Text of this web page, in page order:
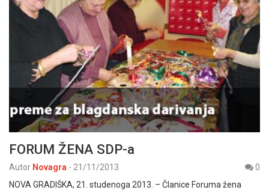
FORUM ŽENA SDP-a
Autor Novagra - 21/11/2013
0
NOVA GRADIŠKA, 21. studenoga 2013. – Članice Foruma žena